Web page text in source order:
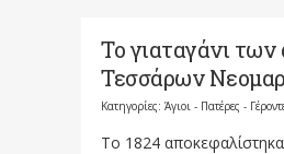
Το γιαταγάνι των
Τεσσάρων
Κατηγορίες: Άγιοι - Πατέρες -
Το 1824